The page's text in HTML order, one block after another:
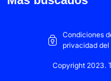
Condiciones
privacidad del
Copyright 2023.